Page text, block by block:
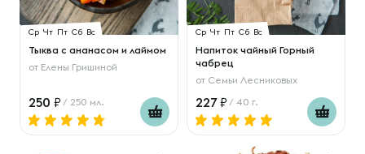
Ср Чт Пт Сб Вс
Тыква с ананасом и лаймом
от Елены Гришиной
250 / 250 мл.
Ср Чт Пт Сб Вс
Напиток чайный Горный
чабрец
от Семьи Лесниковых
227 / 40 г.